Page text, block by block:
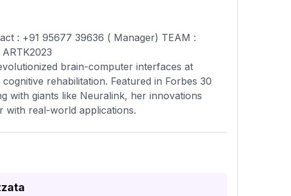
: +91 95677 39636 ( Manager) TEAM :
brain-computer interfaces at
rehabilitation. Featured in Forbes 30
with giants like Neuralink, her innovations
with real-world applications.